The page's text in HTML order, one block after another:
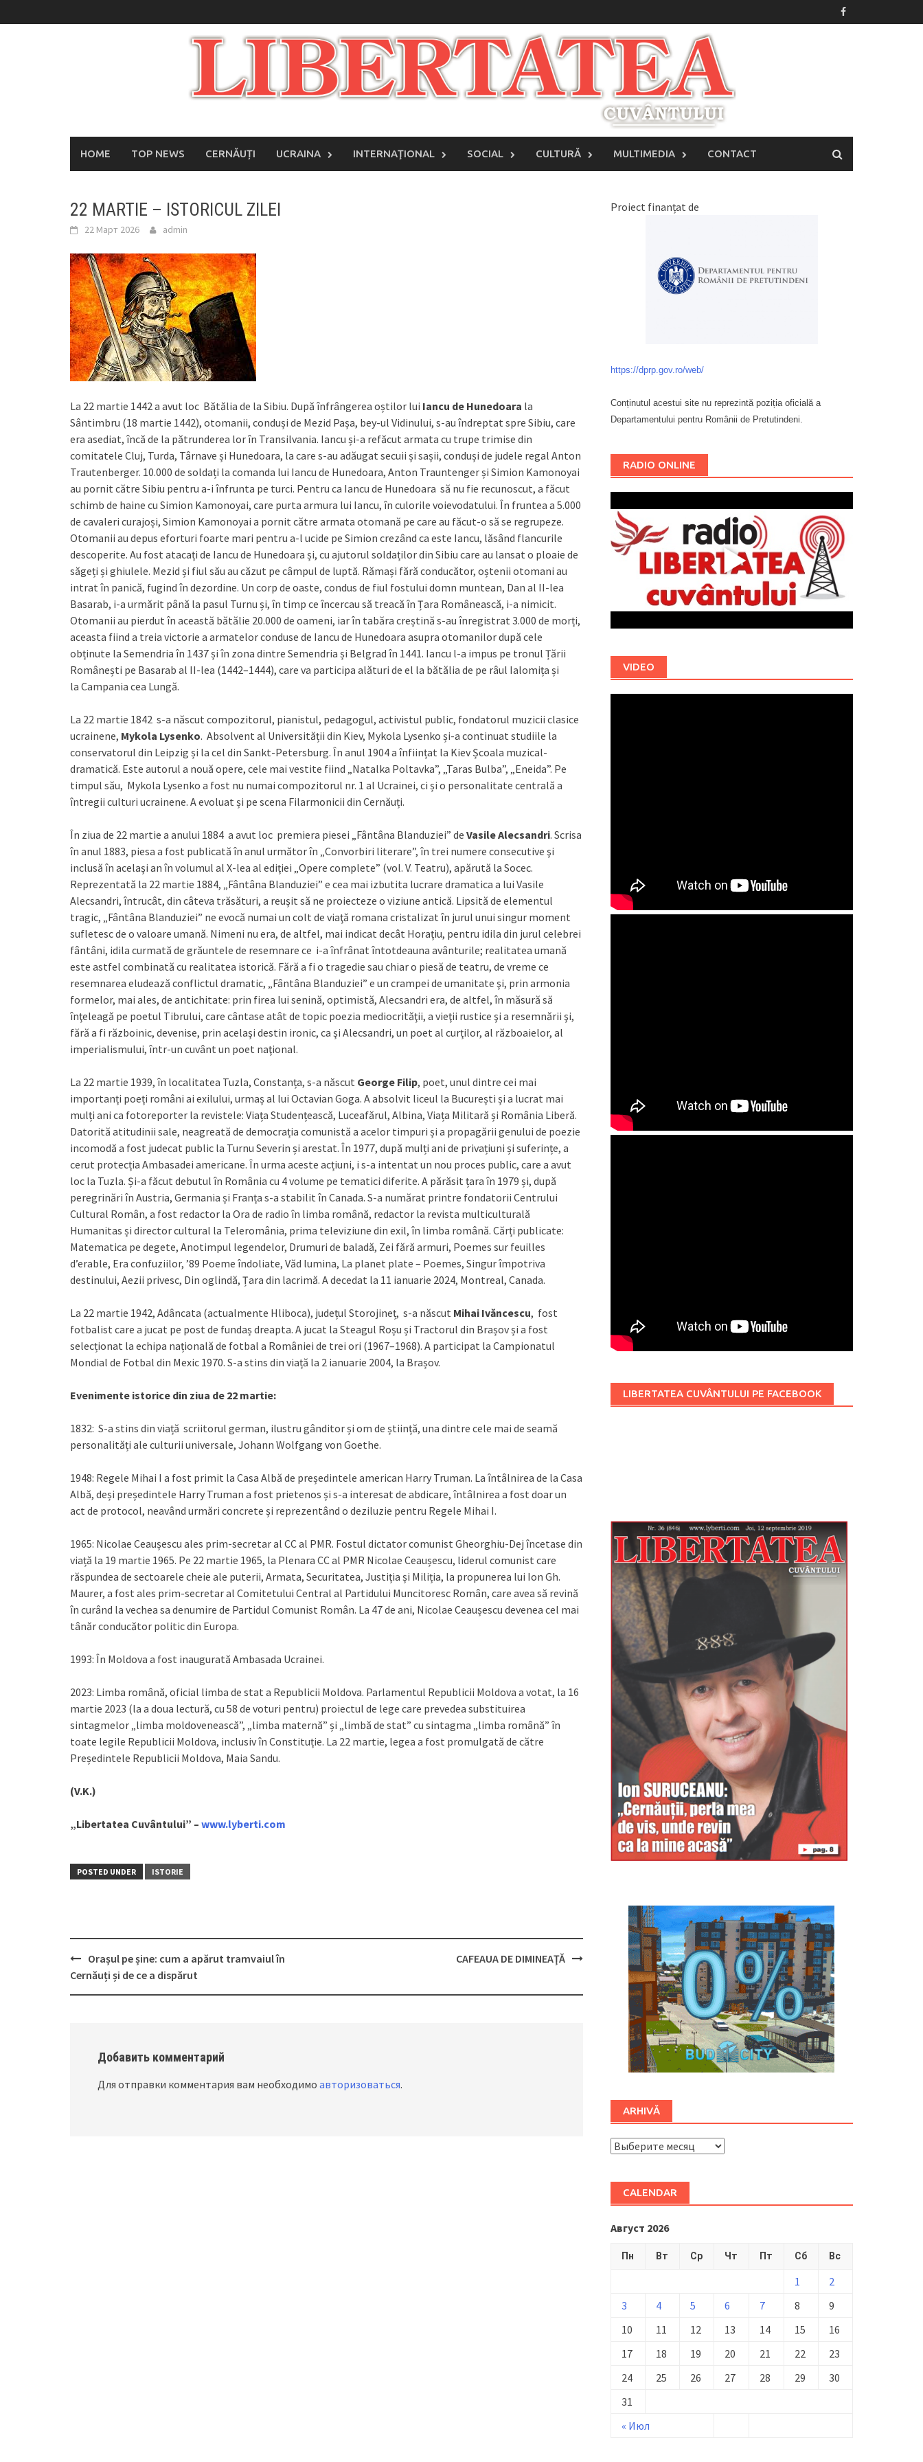
to
HOME TOP NEWS CERNĂUȚI UCRAINA INTERNAŢIONAL SOCIAL CULTURĂ MULTIMEDIA CONTACT
22 MARTIE – ISTORICUL ZILEI
22 Март 2026 admin
La 22 martie 1442 a avut loc Bătălia de la Sibiu. După înfrângerea oștilor lui Iancu de Hunedoara la
Sântimbru (18 martie 1442), otomanii, conduși de Mezid Pașa, bey-ul Vidinului, s-au îndreptat spre Sibiu, care
era asediat, încă de la pătrunderea lor în Transilvania. Iancu și-a refăcut armata cu trupe trimise din
comitatele Cluj, Turda, Târnave și Hunedoara, la care s-au adăugat secuii și sașii, conduși de judele regal Anton
Trautenberger. 10.000 de soldați la comanda lui Iancu de Hunedoara, Anton Trauntenger și Simion Kamonoyai
au pornit către Sibiu pentru a-i înfrunta pe turci. Pentru ca Iancu de Hunedoara să nu fie recunoscut, a făcut
schimb de haine cu Simion Kamonoyai, care purta armura lui Iancu, în culorile voievodatului. În fruntea a 5.000
de cavaleri curajoși, Simion Kamonoyai a pornit către armata otomană pe care au făcut-o să se regrupeze.
Otomanii au depus eforturi foarte mari pentru a-l ucide pe Simion crezând ca este Iancu, lăsând flancurile
descoperite. Au fost atacați de Iancu de Hunedoara și, cu ajutorul soldaților din Sibiu care au lansat o ploaie de
săgeți și ghiulele. Mezid și fiul său au căzut pe câmpul de luptă. Rămași fără conducător, oștenii otomani au
intrat în panică, fugind în dezordine. Un corp de oaste, condus de fiul fostului domn muntean, Dan al II-lea
Basarab, i-a urmărit până la pasul Turnu și, în timp ce încercau să treacă în Țara Românească, i-a nimicit.
Otomanii au pierdut în această bătălie 20.000 de oameni, iar în tabăra creștină s-au înregistrat 3.000 de morți,
aceasta fiind a treia victorie a armatelor conduse de Iancu de Hunedoara asupra otomanilor după cele
obținute la Semendria în 1437 și în zona dintre Semendria și Belgrad în 1441. Iancu l-a impus pe tronul Țării
Românești pe Basarab al II-lea (1442–1444), care va participa alături de el la bătălia de pe râul Ialomița și
la Campania cea Lungă.
La 22 martie 1842 s-a născut compozitorul, pianistul, pedagogul, activistul public, fondatorul muzicii clasice
ucrainene, Mykola Lysenko. Absolvent al Universității din Kiev, Mykola Lysenko și-a continuat studiile la
conservatorul din Leipzig și la cel din Sankt-Petersburg. În anul 1904 a înființat la Kiev Școala muzical-
dramatică. Este autorul a nouă opere, cele mai vestite fiind „Natalka Poltavka”, „Taras Bulba”, „Eneida”. Pe
timpul său, Mykola Lysenko a fost nu numai compozitorul nr. 1 al Ucrainei, ci și o personalitate centrală a
întregii culturi ucrainene. A evoluat și pe scena Filarmonicii din Cernăuți.
În ziua de 22 martie a anului 1884 a avut loc premiera piesei „Fântâna Blanduziei” de Vasile Alecsandri. Scrisa
în anul 1883, piesa a fost publicată în anul următor în „Convorbiri literare”, în trei numere consecutive şi
inclusă în acelaşi an în volumul al X-lea al ediţiei „Opere complete” (vol. V. Teatru), apărută la Socec.
Reprezentată la 22 martie 1884, „Fântâna Blanduziei” e cea mai izbutita lucrare dramatica a lui Vasile
Alecsandri, întrucât, din câteva trăsături, a reuşit să ne proiecteze o viziune antică. Lipsită de elementul
tragic, „Fântâna Blanduziei” ne evocă numai un colt de viaţă romana cristalizat în jurul unui singur moment
sufletesc de o valoare umană. Nimeni nu era, de altfel, mai indicat decât Horaţiu, pentru idila din jurul celebrei
fântâni, idila curmată de grăuntele de resemnare ce i-a înfrânat întotdeauna avânturile; realitatea umană
este astfel combinată cu realitatea istorică. Fără a fi o tragedie sau chiar o piesă de teatru, de vreme ce
resemnarea eludează conflictul dramatic, „Fântâna Blanduziei” e un crampei de umanitate şi, prin armonia
formelor, mai ales, de antichitate: prin firea lui senină, optimistă, Alecsandri era, de altfel, în măsură să
înţeleagă pe poetul Tibrului, care cântase atât de topic poezia mediocrităţii, a vieţii rustice şi a resemnării şi,
fără a fi războinic, devenise, prin acelaşi destin ironic, ca şi Alecsandri, un poet al curţilor, al războaielor, al
imperialismului, într-un cuvânt un poet naţional.
La 22 martie 1939, în localitatea Tuzla, Constanța, s-a născut George Filip, poet, unul dintre cei mai
importanți poeți români ai exilului, urmaș al lui Octavian Goga. A absolvit liceul la București și a lucrat mai
mulți ani ca fotoreporter la revistele: Viața Studențească, Luceafărul, Albina, Viața Militară și România Liberă.
Datorită atitudinii sale, neagreată de democrația comunistă a acelor timpuri și a propagării genului de poezie
incomodă a fost judecat public la Turnu Severin și arestat. În 1977, după mulți ani de privațiuni și suferințe, a
cerut protecția Ambasadei americane. În urma aceste acțiuni, i s-a intentat un nou proces public, care a avut
loc la Tuzla. Și-a făcut debutul în România cu 4 volume pe tematici diferite. A părăsit țara în 1979 și, după
peregrinări în Austria, Germania și Franța s-a stabilit în Canada. S-a numărat printre fondatorii Centrului
Cultural Român, a fost redactor la Ora de radio în limba română, redactor la revista multiculturală
Humanitas și director cultural la Teleromânia, prima televiziune din exil, în limba română. Cărți publicate:
Matematica pe degete, Anotimpul legendelor, Drumuri de baladă, Zei fără armuri, Poemes sur feuilles
d’erable, Era confuziilor, ’89 Poeme îndoliate, Văd lumina, La planet plate – Poemes, Singur împotriva
destinului, Aezii privesc, Din oglindă, Țara din lacrimă. A decedat la 11 ianuarie 2024, Montreal, Canada.
La 22 martie 1942, Adâncata (actualmente Hliboca), județul Storojineț, s-a născut Mihai Ivăncescu, fost
fotbalist care a jucat pe post de fundaș dreapta. A jucat la Steagul Roșu și Tractorul din Brașov și a fost
selecționat la echipa națională de fotbal a României de trei ori (1967–1968). A participat la Campionatul
Mondial de Fotbal din Mexic 1970. S-a stins din viață la 2 ianuarie 2004, la Brașov.
Evenimente istorice din ziua de 22 martie:
1832: S-a stins din viață scriitorul german, ilustru gânditor și om de știință, una dintre cele mai de seamă
personalități ale culturii universale, Johann Wolfgang von Goethe.
1948: Regele Mihai I a fost primit la Casa Albă de președintele american Harry Truman. La întâlnirea de la Casa
Albă, deși președintele Harry Truman a fost prietenos și s-a interesat de abdicare, întâlnirea a fost doar un
act de protocol, neavând urmări concrete și reprezentând o deziluzie pentru Regele Mihai I.
1965: Nicolae Ceaușescu ales prim-secretar al CC al PMR. Fostul dictator comunist Gheorghiu-Dej încetase din
viață la 19 martie 1965. Pe 22 martie 1965, la Plenara CC al PMR Nicolae Ceaușescu, liderul comunist care
răspundea de sectoarele cheie ale puterii, Armata, Securitatea, Justiția și Miliția, la propunerea lui Ion Gh.
Maurer, a fost ales prim-secretar al Comitetului Central al Partidului Muncitoresc Român, care avea să revină
în curând la vechea sa denumire de Partidul Comunist Român. La 47 de ani, Nicolae Ceaușescu devenea cel mai
tânăr conducător politic din Europa.
1993: În Moldova a fost inaugurată Ambasada Ucrainei.
2023: Limba română, oficial limba de stat a Republicii Moldova. Parlamentul Republicii Moldova a votat, la 16
martie 2023 (la a doua lectură, cu 58 de voturi pentru) proiectul de lege care prevedea substituirea
sintagmelor „limba moldovenească”, „limba maternă” și „limbă de stat” cu sintagma „limba română” în
toate legile Republicii Moldova, inclusiv în Constituție. La 22 martie, legea a fost promulgată de către
Președintele Republicii Moldova, Maia Sandu.
(V.K.)
„Libertatea Cuvântului” – www.lyberti.com
POSTED UNDER ISTORIE
Post
navigation
Orașul pe șine: cum a apărut tramvaiul în
Cernăuți și de ce a dispărut
CAFEAUA DE DIMINEAŢĂ
Добавить комментарий
Для отправки комментария вам необходимо авторизоваться.
Proiect finanțat de
https://dprp.gov.ro/web/
Conținutul acestui site nu reprezintă poziția oficială a
Departamentului pentru Românii de Pretutindeni.
RADIO ONLINE
VIDEO
LIBERTATEA CUVÂNTULUI PE FACEBOOK
ARHIVĂ
ARHIVĂ
CALENDAR
Август 2026
Пн Вт Ср Чт Пт Сб Вс
« Июл
1
2
3
4 5 6 7 8
9
10
11 12 13 14 15
16
17
18 19 20 21 22
23
24
25 26 27 28 29
30
31